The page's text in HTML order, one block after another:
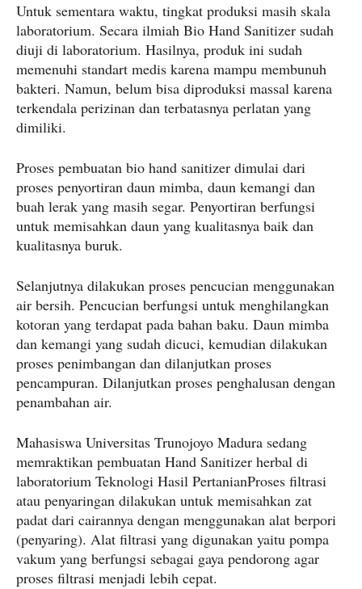
Untuk sementara waktu, tingkat produksi masih skala
laboratorium. Secara ilmiah Bio Hand Sanitizer sudah
diuji di laboratorium. Hasilnya, produk ini sudah
memenuhi standart medis karena mampu membunuh
bakteri. Namun, belum bisa diproduksi massal karena
terkendala perizinan dan terbatasnya perlatan yang
dimiliki.
Proses pembuatan bio hand sanitizer dimulai dari
proses penyortiran daun mimba, daun kemangi dan
buah lerak yang masih segar. Penyortiran berfungsi
untuk memisahkan daun yang kualitasnya baik dan
kualitasnya buruk.
Selanjutnya dilakukan proses pencucian menggunakan
air bersih. Pencucian berfungsi untuk menghilangkan
kotoran yang terdapat pada bahan baku. Daun mimba
dan kemangi yang sudah dicuci, kemudian dilakukan
proses penimbangan dan dilanjutkan proses
pencampuran. Dilanjutkan proses penghalusan dengan
penambahan air.
Mahasiswa Universitas Trunojoyo Madura sedang
memraktikan pembuatan Hand Sanitizer herbal di
laboratorium Teknologi Hasil PertanianProses filtrasi
atau penyaringan dilakukan untuk memisahkan zat
padat dari cairannya dengan menggunakan alat berpori
(penyaring). Alat filtrasi yang digunakan yaitu pompa
vakum yang berfungsi sebagai gaya pendorong agar
proses filtrasi menjadi lebih cepat.